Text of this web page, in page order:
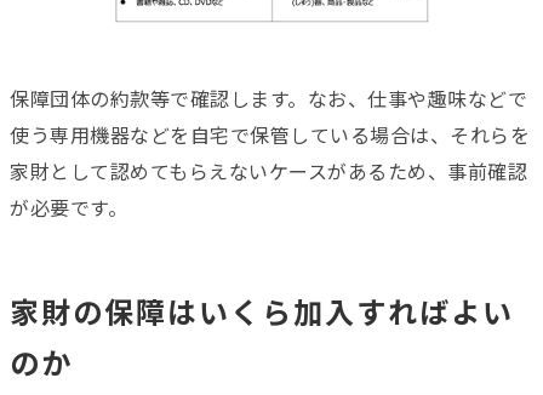
保障団体の約款等で確認します。なお、仕事や趣味などで
使う専用機器などを自宅で保管している場合は、それらを
家財として認めてもらえないケースがあるため、事前確認
が必要です。
家財の保障はいくら加入すればよい
のか